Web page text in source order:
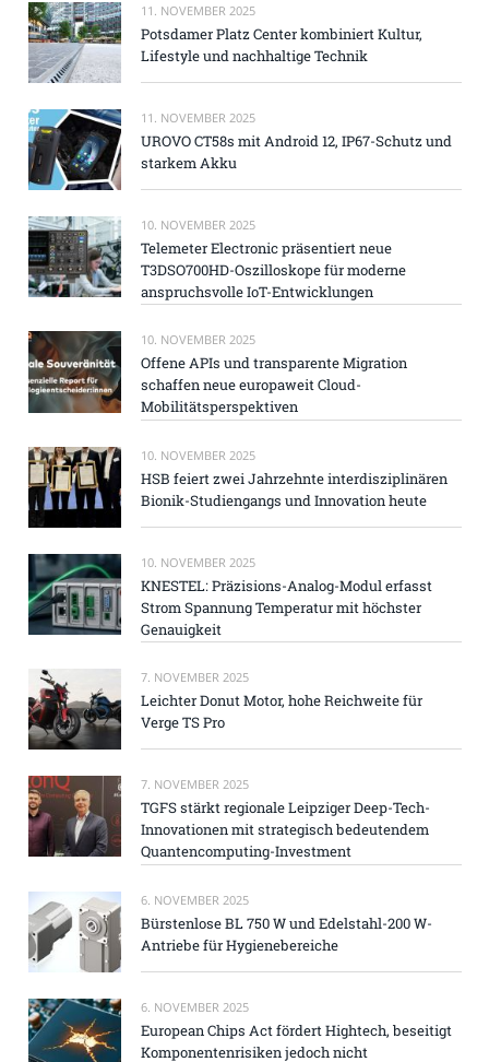
11. NOVEMBER 2025
Potsdamer Platz Center kombiniert Kultur,
Lifestyle und nachhaltige Technik
11. NOVEMBER 2025
UROVO CT58s mit Android 12, IP67-Schutz und
starkem Akku
10. NOVEMBER 2025
Telemeter Electronic präsentiert neue
T3DSO700HD-Oszilloskope für moderne
anspruchsvolle IoT-Entwicklungen
10. NOVEMBER 2025
Offene APIs und transparente Migration
schaffen neue europaweit Cloud-
Mobilitätsperspektiven
10. NOVEMBER 2025
HSB feiert zwei Jahrzehnte interdisziplinären
Bionik-Studiengangs und Innovation heute
10. NOVEMBER 2025
KNESTEL: Präzisions-Analog-Modul erfasst
Strom Spannung Temperatur mit höchster
Genauigkeit
7. NOVEMBER 2025
Leichter Donut Motor, hohe Reichweite für
Verge TS Pro
7. NOVEMBER 2025
TGFS stärkt regionale Leipziger Deep-Tech-
Innovationen mit strategisch bedeutendem
Quantencomputing-Investment
6. NOVEMBER 2025
Bürstenlose BL 750 W und Edelstahl-200 W-
Antriebe für Hygienebereiche
6. NOVEMBER 2025
European Chips Act fördert Hightech, beseitigt
Komponentenrisiken jedoch nicht